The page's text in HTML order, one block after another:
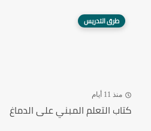
طرق التدريس
منذ 11 أيام
كتاب التعلم المبني على الدماغ